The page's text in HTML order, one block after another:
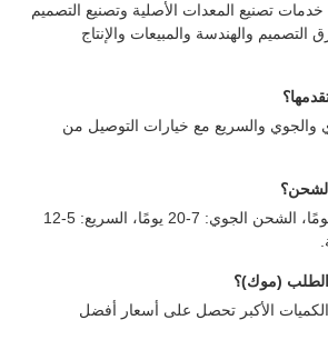
تصنيع المعدات الأصلية وتصنيع التصميم
والهندسة والمبيعات والإنتاج
والجوي والسريع مع خيارات التوصيل من
الشحن البحري: 20-45 يومًا، الشحن الجوي: 7-20 يومًا، السريع: 5-12
الطلب (موك)؟
الأكبر تحصل على أسعار أفضل